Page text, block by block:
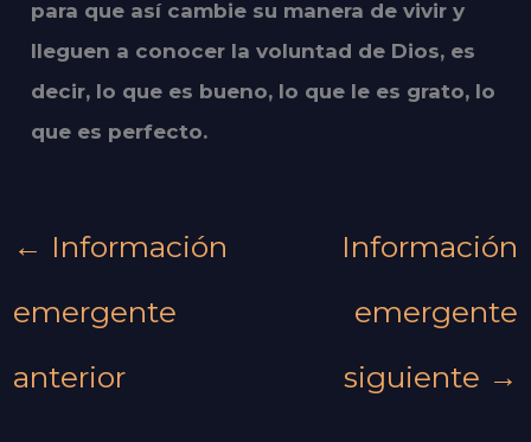
para que así cambie su manera de vivir y
lleguen a conocer la voluntad de Dios, es
decir, lo que es bueno, lo que le es grato, lo
que es perfecto.
← Información
emergente
anterior
Información
emergente
siguiente →